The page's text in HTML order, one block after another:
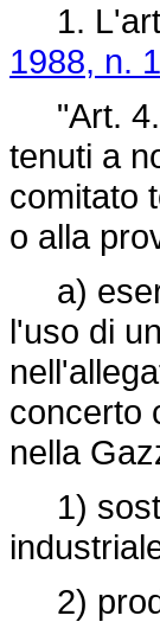
1.
1988, n.
"Art. 4.
tenuti a
comitato
o alla
a)
l'uso di
concerto
nella
1)
2)